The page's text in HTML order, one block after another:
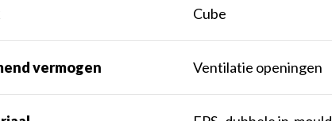
Cube
vermogen Ventilatie openingen